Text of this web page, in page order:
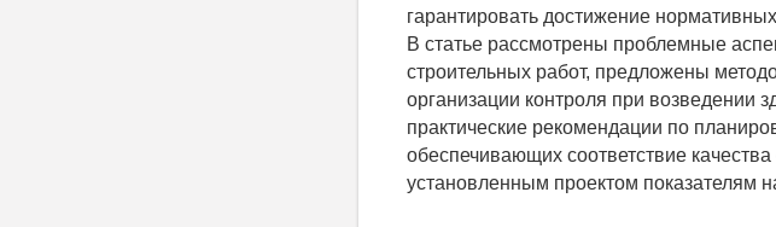
гарантировать достижение
В статье рассмотрены проблемные
строительных работ, предложены
организации контроля при возведении
практические рекомендации по
обеспечивающих соответствие
установленным проектом показателям